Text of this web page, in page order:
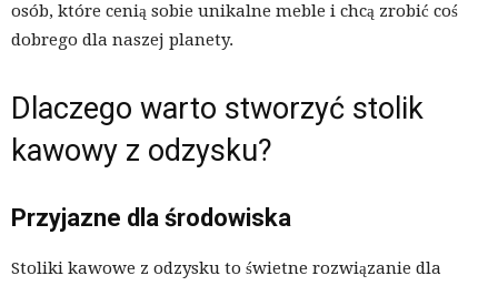
osób, które cenią sobie unikalne meble i chcą zrobić coś
dobrego dla naszej planety.
Dlaczego warto stworzyć stolik
kawowy z odzysku?
Przyjazne dla środowiska
Stoliki kawowe z odzysku to świetne rozwiązanie dla